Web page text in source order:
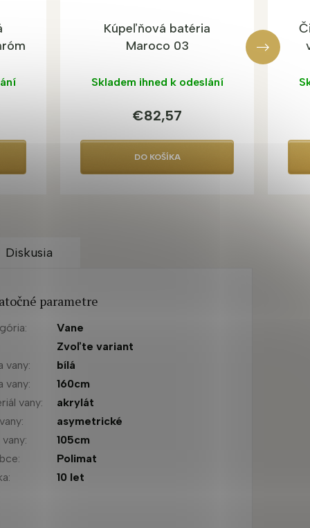
Kúpeľňová batéria
Maroco 03
Skladem ihned k odeslání
€82,57
DO KOŠÍKA
Diskusia
parametre
:
Vane
Zvoľte variant
vany:
bílá
vany:
160cm
vany:
akrylát
:
asymetrické
vany:
105cm
:
Polimat
: 10 let